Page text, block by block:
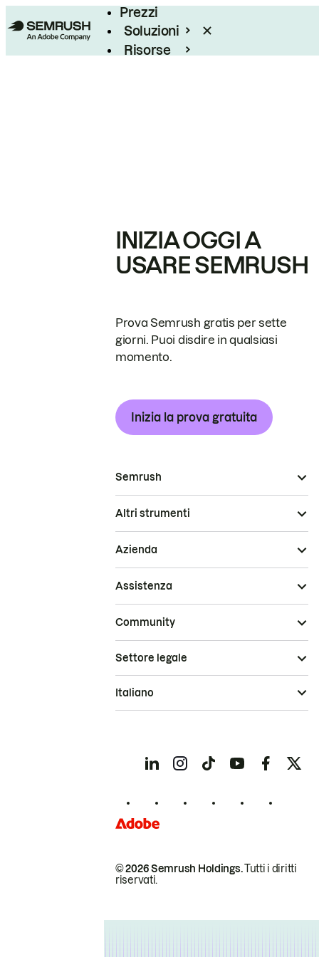
Prezzi
Soluzioni
Risorse
INIZIA OGGI A
USARE SEMRUSH
Prova Semrush gratis per sette
giorni. Puoi disdire in qualsiasi
momento.
Inizia la prova gratuita
Semrush
Altri strumenti
Azienda
Assistenza
Community
© 2026 Semrush Holdings.Tutti i diritti
riservati.
Settore legale
Italiano